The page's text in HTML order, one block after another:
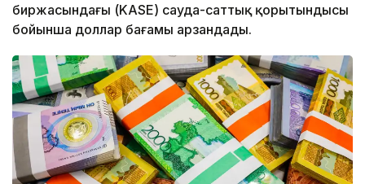
биржасындағы (KASE) сауда-саттық қорытындысы
бойынша доллар бағамы арзандады.